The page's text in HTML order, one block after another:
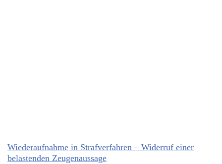
Wiederaufnahme in Strafverfahren – Widerruf einer
belastenden Zeugenaussage